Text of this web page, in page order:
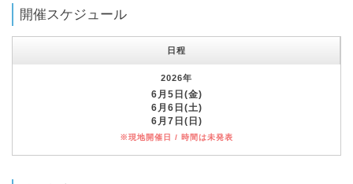
開催スケジュール
日程
2026年
6月5日(金)
6月6日(土)
6月7日(日)
※現地開催日 / 時間は未発表